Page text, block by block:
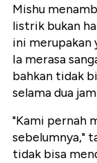
Mishu
listrik bukan
ini merupakan
Ia merasa
bahkan tidak
selama dua
"Kami pernah
sebelumnya,"
tidak bisa